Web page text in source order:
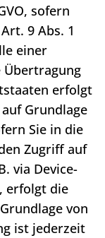
sofern
9 Abs. 1
einer
Übertragung
erfolgt
Grundlage
Sie in die
Zugriff auf
via Device-
erfolgt die
von
ist jederzeit